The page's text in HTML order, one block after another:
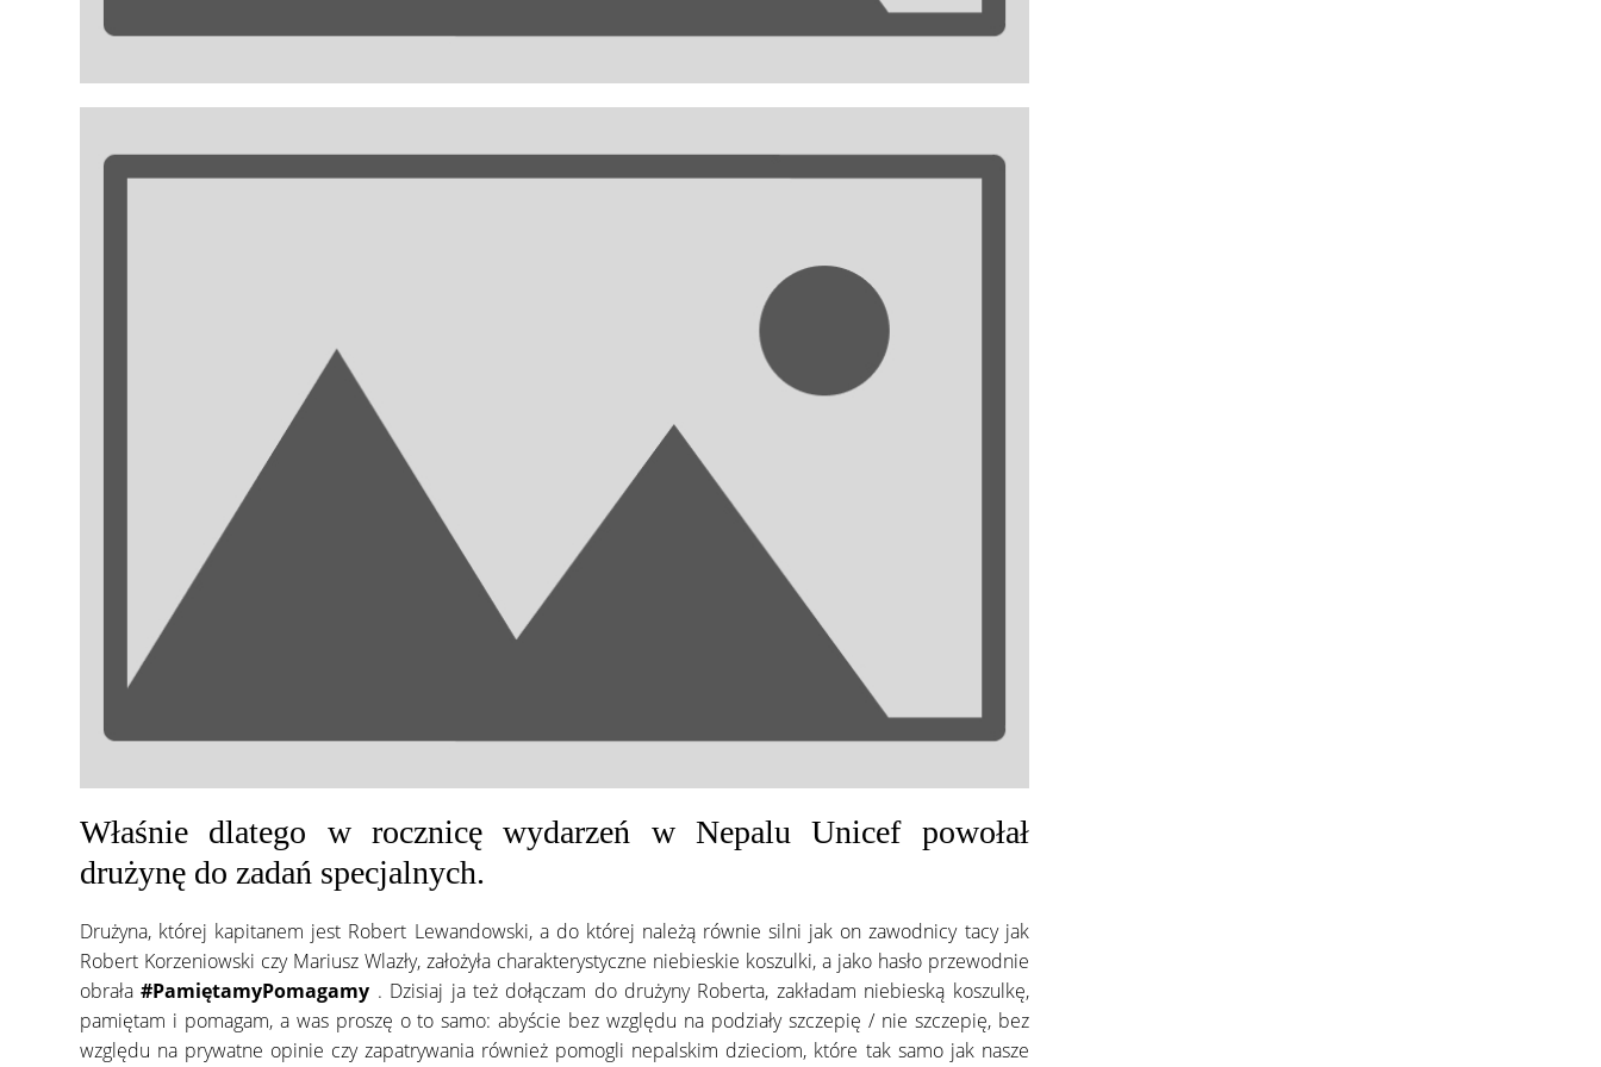
Właśnie dlatego w rocznicę wydarzeń w Nepalu Unicef powołał
drużynę do zadań specjalnych.
Drużyna, której kapitanem jest Robert Lewandowski, a do której należą równie silni jak on zawodnicy tacy jak
Robert Korzeniowski czy Mariusz Wlazły, założyła charakterystyczne niebieskie koszulki, a jako hasło przewodnie
obrała#PamiętamyPomagamy . Dzisiaj ja też dołączam do drużyny Roberta, zakładam niebieską koszulkę,
pamiętam i pomagam, a was proszę o to samo: abyście bez względu na podziały szczepię / nie szczepię, bez
względu na prywatne opinie czy zapatrywania również pomogli nepalskim dzieciom, które tak samo jak nasze